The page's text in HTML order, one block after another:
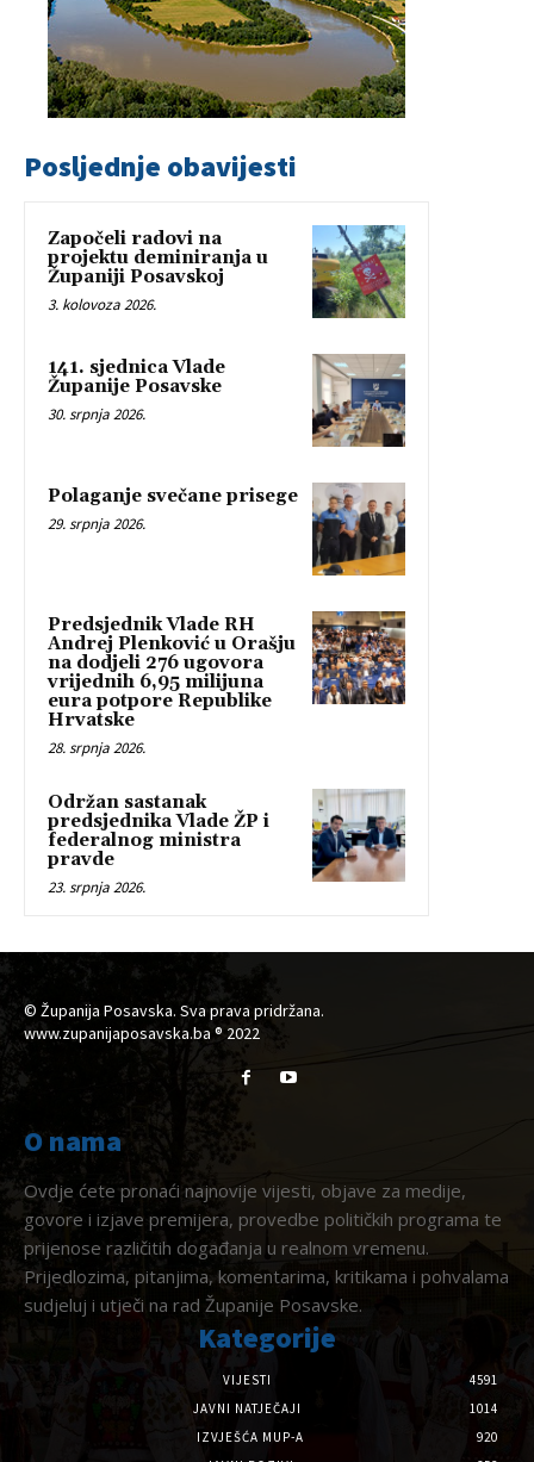
Posljednje obavijesti
Započeli radovi na
projektu deminiranja u
Županiji Posavskoj
3. kolovoza 2026.
141. sjednica Vlade
Županije Posavske
30. srpnja 2026.
Polaganje svečane prisege
29. srpnja 2026.
Predsjednik Vlade RH
Andrej Plenković u Orašju
na dodjeli 276 ugovora
vrijednih 6,95 milijuna
eura potpore Republike
Hrvatske
28. srpnja 2026.
Održan sastanak
predsjednika Vlade ŽP i
federalnog ministra
pravde
23. srpnja 2026.
© Županija Posavska. Sva prava pridržana.
www.zupanijaposavska.ba ® 2022
O nama
Ovdje ćete pronaći najnovije vijesti, objave za medije,
govore i izjave premijera, provedbe političkih programa te
prijenose različitih događanja u realnom vremenu.
Prijedlozima, pitanjima, komentarima, kritikama i pohvalama
sudjeluj i utječi na rad Županije Posavske.
Kategorije
VIJESTI
4591
JAVNI NATJEČAJI
1014
IZVJEŠĆA MUP-A
920